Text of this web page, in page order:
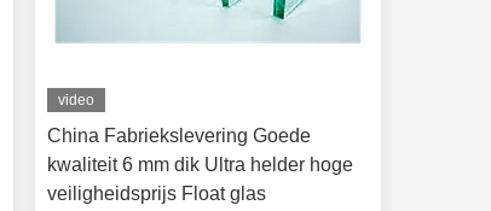
video
China Fabriekslevering Goede
kwaliteit 6 mm dik Ultra helder hoge
veiligheidsprijs Float glas